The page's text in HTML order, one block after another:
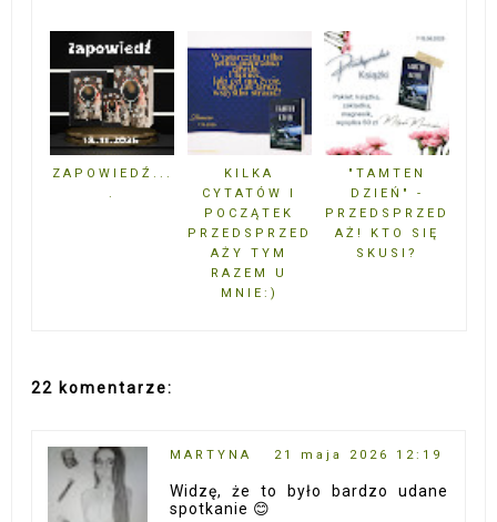
ZAPOWIEDŹ...
.
KILKA
CYTATÓW I
POCZĄTEK
PRZEDSPRZED
AŻY TYM
RAZEM U
MNIE:)
"TAMTEN
DZIEŃ" -
PRZEDSPRZED
AŻ! KTO SIĘ
SKUSI?
22 komentarze:
MARTYNA 21 maja 2026 12:19
Widzę, że to było bardzo udane
spotkanie 😊